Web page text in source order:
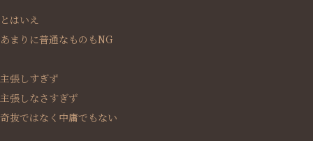
とはいえ
あまりに普通なものもNG
主張しすぎず
主張しなさすぎず
奇抜ではなく中庸でもない